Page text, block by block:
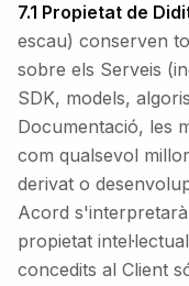
7.1 Propietat de
escau) conserven
sobre els Serveis
SDK, models,
Documentació, les
com qualsevol
derivat o
Acord
propietat
concedits al Client